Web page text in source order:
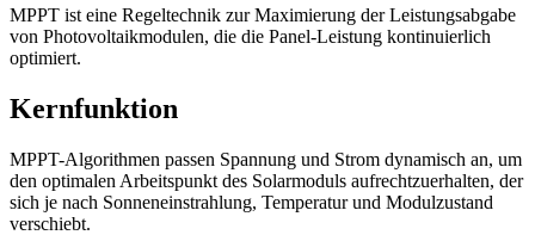
MPPT ist eine Regeltechnik zur Maximierung der Leistungsabgabe
von Photovoltaikmodulen, die die Panel-Leistung kontinuierlich
optimiert.
Kernfunktion
MPPT-Algorithmen passen Spannung und Strom dynamisch an, um
den optimalen Arbeitspunkt des Solarmoduls aufrechtzuerhalten, der
sich je nach Sonneneinstrahlung, Temperatur und Modulzustand
verschiebt.